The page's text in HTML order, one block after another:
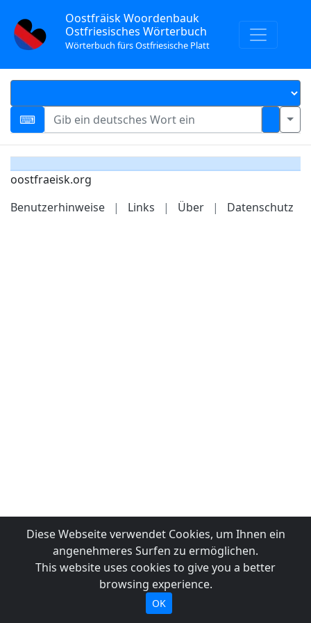
Oostfräisk Woordenbauk
Ostfriesisches Wörterbuch
Wörterbuch fürs Ostfriesische Platt
oostfraeisk.org
Benutzerhinweise
| Links | Über | Datenschutz
Diese Webseite verwendet Cookies, um Ihnen ein
angenehmeres Surfen zu ermöglichen.
This website uses cookies to give you a better
browsing experience.
OK